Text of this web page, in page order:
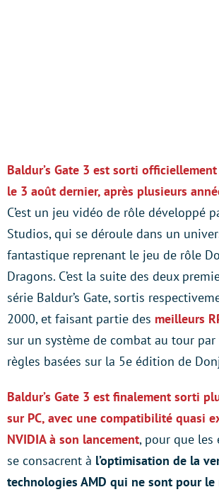
Baldur’s Gate 3 est sorti officiellement
le 3 août dernier, après plusieurs
C’est un jeu vidéo de rôle développé
Studios, qui se déroule dans un
fantastique reprenant le jeu de rôle
Dragons. C’est la suite des deux
série Baldur’s Gate, sortis
2000, et faisant partie des meilleurs
sur un système de combat au tour par
règles basées sur la 5e édition de
Baldur’s Gate 3 est finalement sorti
sur PC, avec une compatibilité quasi
NVIDIA à son lancement, pour que les
se consacrent à l’optimisation de la
technologies AMD qui ne sont pour le